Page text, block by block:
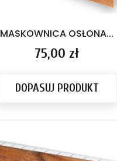
MASKOWNICA OSŁONA...
Cena
75,00 zł
DOPASUJ PRODUKT